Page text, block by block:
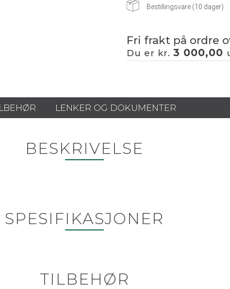
Bestillingsvare (10 dager)
Fri frakt på ordre
Du er kr. 3 000,00
LENKER OG DOKUMENTER
BESKRIVELSE
SPESIFIKASJONER
TILBEHØR